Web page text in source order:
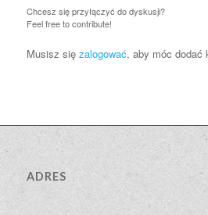
Chcesz się przyłączyć do dyskusji?
Feel free to contribute!
Musisz się zalogować, aby móc dodać
ADRES